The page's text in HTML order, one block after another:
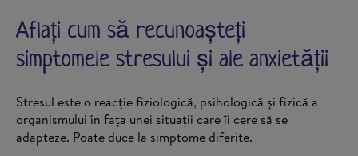
Aflați cum să recunoașteți
simptomele stresului și ale anxietății
Stresul este o reacție fiziologică, psihologică și fizică a
organismului în fața unei situații care îi cere să se
adapteze. Poate duce la simptome diferite.